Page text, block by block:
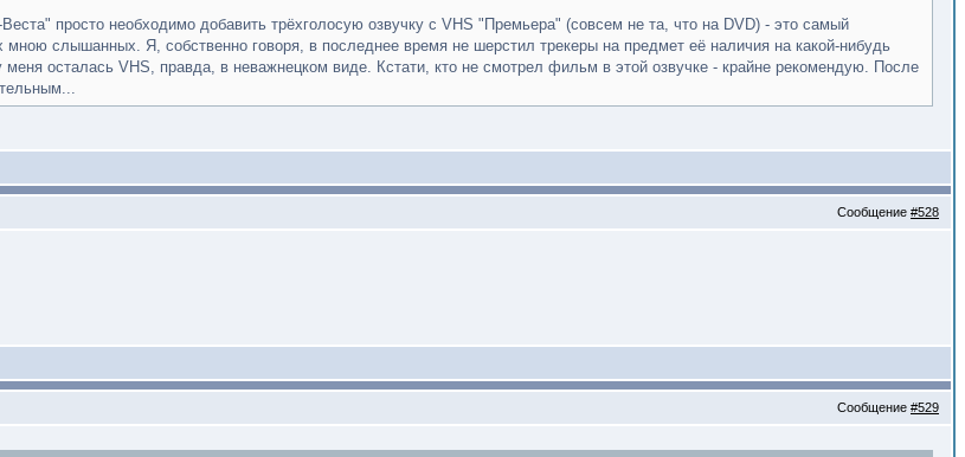
просто необходимо добавить трёхголосую озвучку с VHS "Премьера" (совсем не та, что на DVD) - это самый
слышанных. Я, собственно говоря, в последнее время не шерстил трекеры на предмет её наличия на какой-нибудь
осталась VHS, правда, в неважнецком виде. Кстати, кто не смотрел фильм в этой озвучке - крайне рекомендую. После
Сообщение #528
Сообщение #529